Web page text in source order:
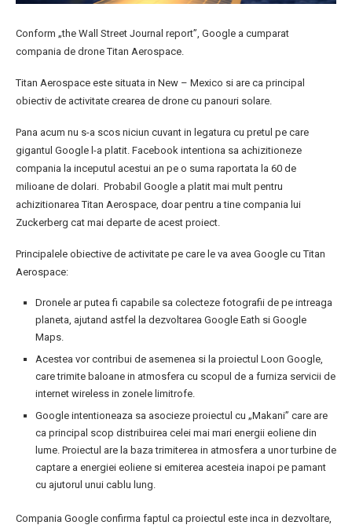
Conform „the Wall Street Journal report”, Google a cumparat
compania de drone Titan Aerospace.
Titan Aerospace este situata in New – Mexico si are ca principal
obiectiv de activitate crearea de drone cu panouri solare.
Pana acum nu s-a scos niciun cuvant in legatura cu pretul pe care
gigantul Google l-a platit. Facebook intentiona sa achizitioneze
compania la inceputul acestui an pe o suma raportata la 60 de
milioane de dolari. Probabil Google a platit mai mult pentru
achizitionarea Titan Aerospace, doar pentru a tine compania lui
Zuckerberg cat mai departe de acest proiect.
Principalele obiective de activitate pe care le va avea Google cu Titan
Aerospace:
Dronele ar putea fi capabile sa colecteze fotografii de pe intreaga
planeta, ajutand astfel la dezvoltarea Google Eath si Google
Maps.
Acestea vor contribui de asemenea si la proiectul Loon Google,
care trimite baloane in atmosfera cu scopul de a furniza servicii de
internet wireless in zonele limitrofe.
Google intentioneaza sa asocieze proiectul cu „Makani” care are
ca principal scop distribuirea celei mai mari energii eoliene din
lume. Proiectul are la baza trimiterea in atmosfera a unor turbine de
captare a energiei eoliene si emiterea acesteia inapoi pe pamant
cu ajutorul unui cablu lung.
Compania Google confirma faptul ca proiectul este inca in dezvoltare,